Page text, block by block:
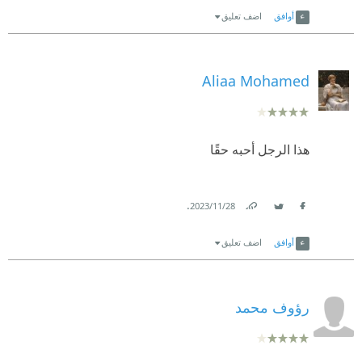
.
أوافق اضف تعليق
Aliaa Mohamed
هذا الرجل أحبه حقًا
28‏/11‏/2023
.
أوافق اضف تعليق
رؤوف محمد